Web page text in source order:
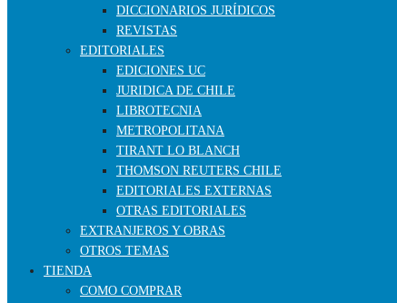
DICCIONARIOS JURÍDICOS
REVISTAS
EDITORIALES
EDICIONES UC
JURIDICA DE CHILE
LIBROTECNIA
METROPOLITANA
TIRANT LO BLANCH
THOMSON REUTERS CHILE
EDITORIALES EXTERNAS
OTRAS EDITORIALES
EXTRANJEROS Y OBRAS
OTROS TEMAS
TIENDA
COMO COMPRAR